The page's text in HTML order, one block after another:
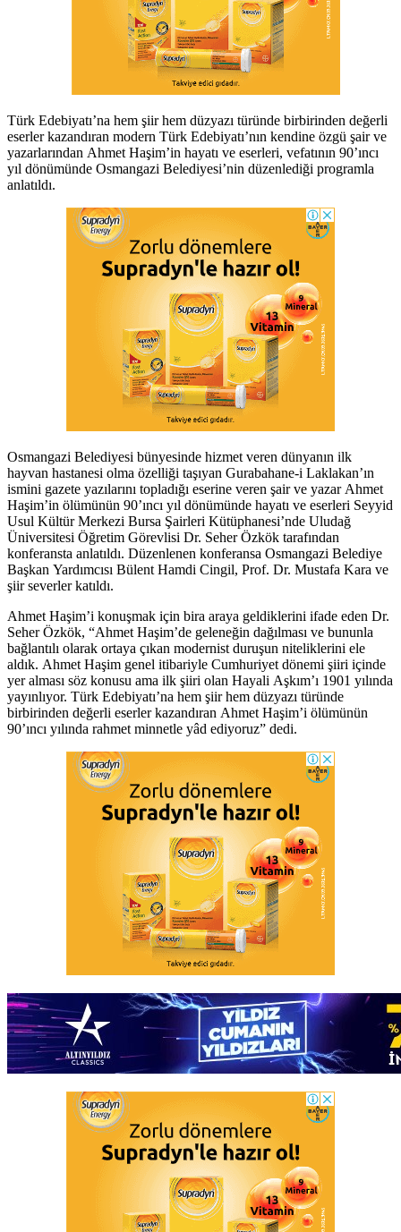
Türk Edebiyatı’na hem şiir hem düzyazı türünde birbirinden değerli
eserler kazandıran modern Türk Edebiyatı’nın kendine özgü şair ve
yazarlarından Ahmet Haşim’in hayatı ve eserleri, vefatının 90’ıncı
yıl dönümünde Osmangazi Belediyesi’nin düzenlediği programla
anlatıldı.
Osmangazi Belediyesi bünyesinde hizmet veren dünyanın ilk
hayvan hastanesi olma özelliği taşıyan Gurabahane-i Laklakan’ın
ismini gazete yazılarını topladığı eserine veren şair ve yazar Ahmet
Haşim’in ölümünün 90’ıncı yıl dönümünde hayatı ve eserleri Seyyid
Usul Kültür Merkezi Bursa Şairleri Kütüphanesi’nde Uludağ
Üniversitesi Öğretim Görevlisi Dr. Seher Özkök tarafından
konferansta anlatıldı. Düzenlenen konferansa Osmangazi Belediye
Başkan Yardımcısı Bülent Hamdi Cingil, Prof. Dr. Mustafa Kara ve
şiir severler katıldı.
Ahmet Haşim’i konuşmak için bira araya geldiklerini ifade eden Dr.
Seher Özkök, “Ahmet Haşim’de geleneğin dağılması ve bununla
bağlantılı olarak ortaya çıkan modernist duruşun niteliklerini ele
aldık. Ahmet Haşim genel itibariyle Cumhuriyet dönemi şiiri içinde
yer alması söz konusu ama ilk şiiri olan Hayali Aşkım’ı 1901 yılında
yayınlıyor. Türk Edebiyatı’na hem şiir hem düzyazı türünde
birbirinden değerli eserler kazandıran Ahmet Haşim’i ölümünün
90’ıncı yılında rahmet minnetle yâd ediyoruz” dedi.